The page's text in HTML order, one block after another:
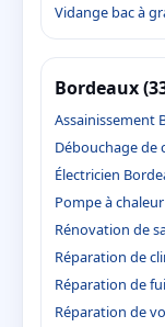
Vidange bac à
Bordeaux
Assainissement
Débouchage de
Électricien
Pompe à
Rénovation de
Réparation de
Réparation de
Réparation de